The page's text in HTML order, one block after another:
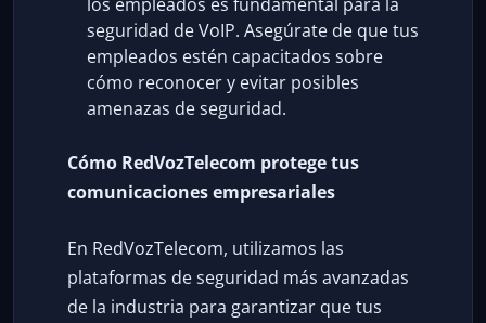
seguridad de VoIP. Asegúrate de que tus
empleados estén capacitados sobre
cómo reconocer y evitar posibles
amenazas de seguridad.
Cómo RedVozTelecom protege tus
comunicaciones empresariales
En RedVozTelecom, utilizamos las
plataformas de seguridad más avanzadas
de la industria para garantizar que tus